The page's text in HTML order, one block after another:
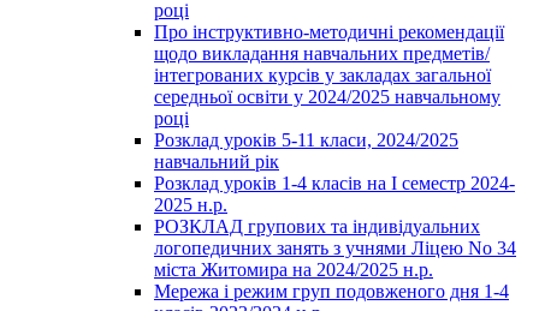
році
Про інструктивно-методичні рекомендації
щодо викладання навчальних предметів/
інтегрованих курсів у закладах загальної
середньої освіти у 2024/2025 навчальному
році
Розклад уроків 5-11 класи, 2024/2025
навчальний рік
Розклад уроків 1-4 класів на І семестр 2024-
2025 н.р.
РОЗКЛАД групових та індивідуальних
логопедичних занять з учнями Ліцею No 34
міста Житомира на 2024/2025 н.р.
Мережа і режим груп подовженого дня 1-4